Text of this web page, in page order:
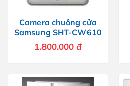
Camera chuông cửa
Samsung SHT-CW610
1.800.000 đ